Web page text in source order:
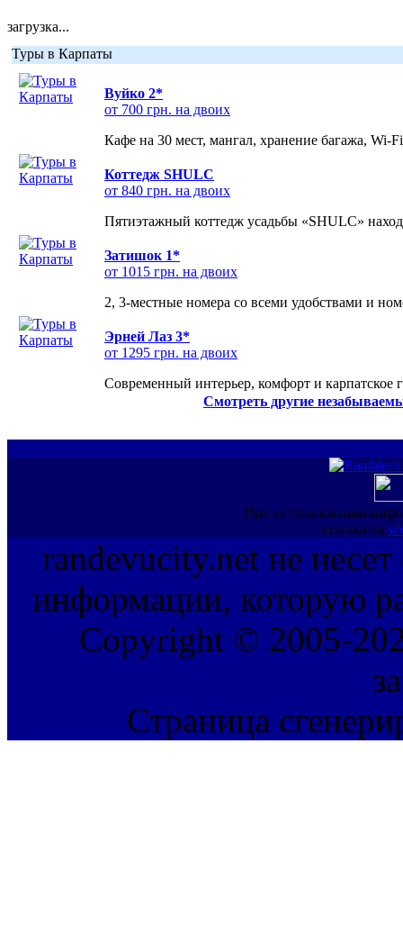
загрузка...
Туры в Карпаты
Вуйко 2*
от 700 грн. на двоих
Кафе на 30 мест, мангал, хранение багажа, Wi-
Коттедж SHULC
от 840 грн. на двоих
Пятиэтажный коттедж усадьбы «SHULC»
Затишок 1*
от 1015 грн. на двоих
2, 3-местные номера со всеми удобствами и
Эрней Лаз 3*
от 1295 грн. на двоих
Современный интерьер, комфорт и карпатское
Смотреть другие
При использовании
ссылка на
randevucity.net не несет
информации, которую
Copyright © 2005-
Страница